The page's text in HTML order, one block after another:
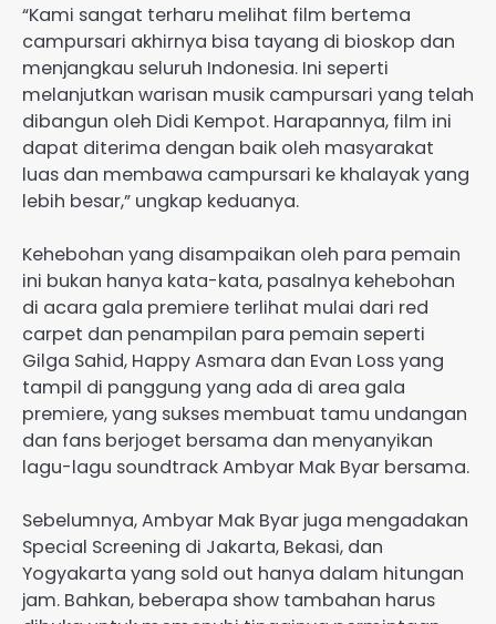
“Kami sangat terharu melihat film bertema
campursari akhirnya bisa tayang di bioskop dan
menjangkau seluruh Indonesia. Ini seperti
melanjutkan warisan musik campursari yang telah
dibangun oleh Didi Kempot. Harapannya, film ini
dapat diterima dengan baik oleh masyarakat
luas dan membawa campursari ke khalayak yang
lebih besar,” ungkap keduanya.
Kehebohan yang disampaikan oleh para pemain
ini bukan hanya kata-kata, pasalnya kehebohan
di acara gala premiere terlihat mulai dari red
carpet dan penampilan para pemain seperti
Gilga Sahid, Happy Asmara dan Evan Loss yang
tampil di panggung yang ada di area gala
premiere, yang sukses membuat tamu undangan
dan fans berjoget bersama dan menyanyikan
lagu-lagu soundtrack Ambyar Mak Byar bersama.
Sebelumnya, Ambyar Mak Byar juga mengadakan
Special Screening di Jakarta, Bekasi, dan
Yogyakarta yang sold out hanya dalam hitungan
jam. Bahkan, beberapa show tambahan harus